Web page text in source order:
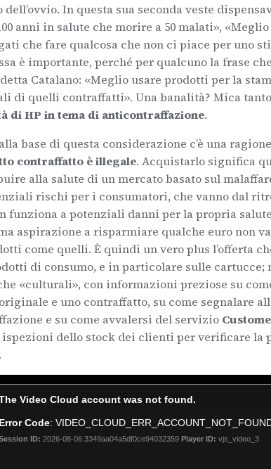
dell’ovvio. In questa sua seconda veste
anni in salute che morire a 50 malati»,
che fare qualcosa che non ci piace per uno
è importante, perché per qualcuno la frase
Catalano: «Meglio usare prodotti per la
di quelli contraffatti». Una banalità? Mica
di HP in tema di anticontraffazione.
base di questa considerazione c’è una
contraffatto è illegale. Acquistarlo significa
alla salute di un mercato basato sul
rischi per i consumatori, che vanno dal
funziona a potenziali danni per la propria
aspirazione a risparmiare qualche euro non
come quelli. È quindi un vero plus l’offerta
di consumo, e in particolare sulle
«culturali», con informazioni preziose su
e uno contraffatto, su come segnalare
e su come avvalersi del servizio
ispezioni dello stock dei clienti per verificare la